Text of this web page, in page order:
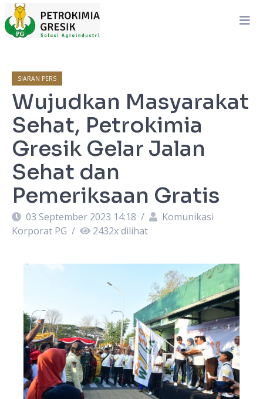
SIARAN PERS
Wujudkan Masyarakat
Sehat, Petrokimia
Gresik Gelar Jalan
Sehat dan
Pemeriksaan Gratis
03 September 2023 14:18 /
Komunikasi
Korporat PG / 2432x dilihat